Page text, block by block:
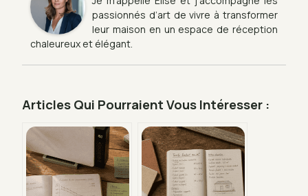
passionnés d’art de vivre à transformer
leur maison en un espace de réception
chaleureux et élégant.
Articles Qui Pourraient Vous Intéresser :